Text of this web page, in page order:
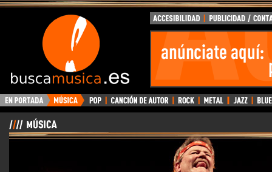
BuscaMusica.es